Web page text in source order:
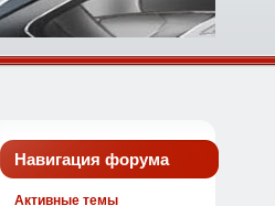
Навигация форума
Активные темы